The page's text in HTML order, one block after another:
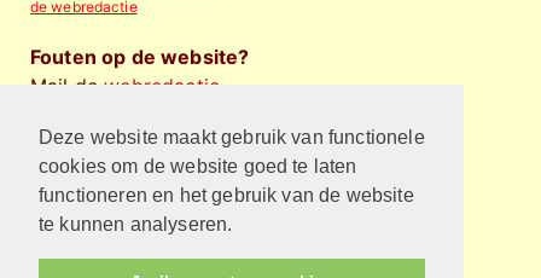
Deze website maakt gebruik van functionele
cookies om de website goed te laten
functioneren en het gebruik van de website
te kunnen analyseren.
de webredactie
Fouten op de website?
Mail dewebredactie.
Financieel bijdragen
Wilt u de Protestantse
Gemeente Almelo
financieel
steunen ?
Privacyverklaring